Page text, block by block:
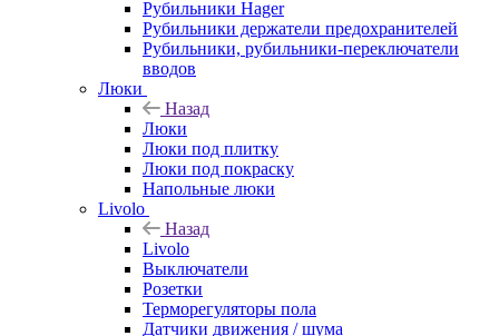
Рубильники Hager
Рубильники держатели предохранителей
Рубильники, рубильники-переключатели
вводов
Люки
Назад
Люки
Люки под плитку
Люки под покраску
Напольные люки
Livolo
Назад
Livolo
Выключатели
Розетки
Терморегуляторы пола
Датчики движения / шума